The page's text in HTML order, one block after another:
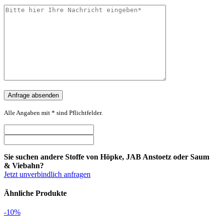
Alle Angaben mit * sind Pflichtfelder.
Sie suchen andere Stoffe von Höpke, JAB Anstoetz oder Saum
& Viebahn?
Jetzt unverbindlich anfragen
Ähnliche Produkte
-10%